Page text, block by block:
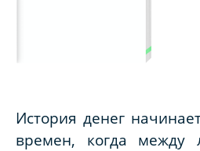
История денег
времен, когда между